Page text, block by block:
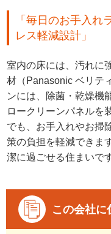
「毎日のお手入
レス軽減設計」
室内の床には、汚れに
材（Panasonic ベリテ
ンには、除菌・乾燥機
ロークリーンパネルを
でも、お手入れやお掃
策の負担を軽減できま
潔に過ごせる住まいで
この会社に